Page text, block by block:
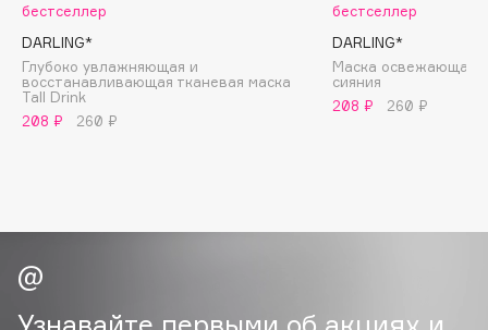
Brunello Cucinelli
Bvlgari
by TERRY
BY WISHTREND
C
Cadence
бестселлер
DARLING*
Глубоко увлажняющая и
восстанавливающая тканевая маска
Tall Drink
208 ₽
260 ₽
бестселлер
DARLING*
Маска освежающая
cияния
208 ₽
260 ₽